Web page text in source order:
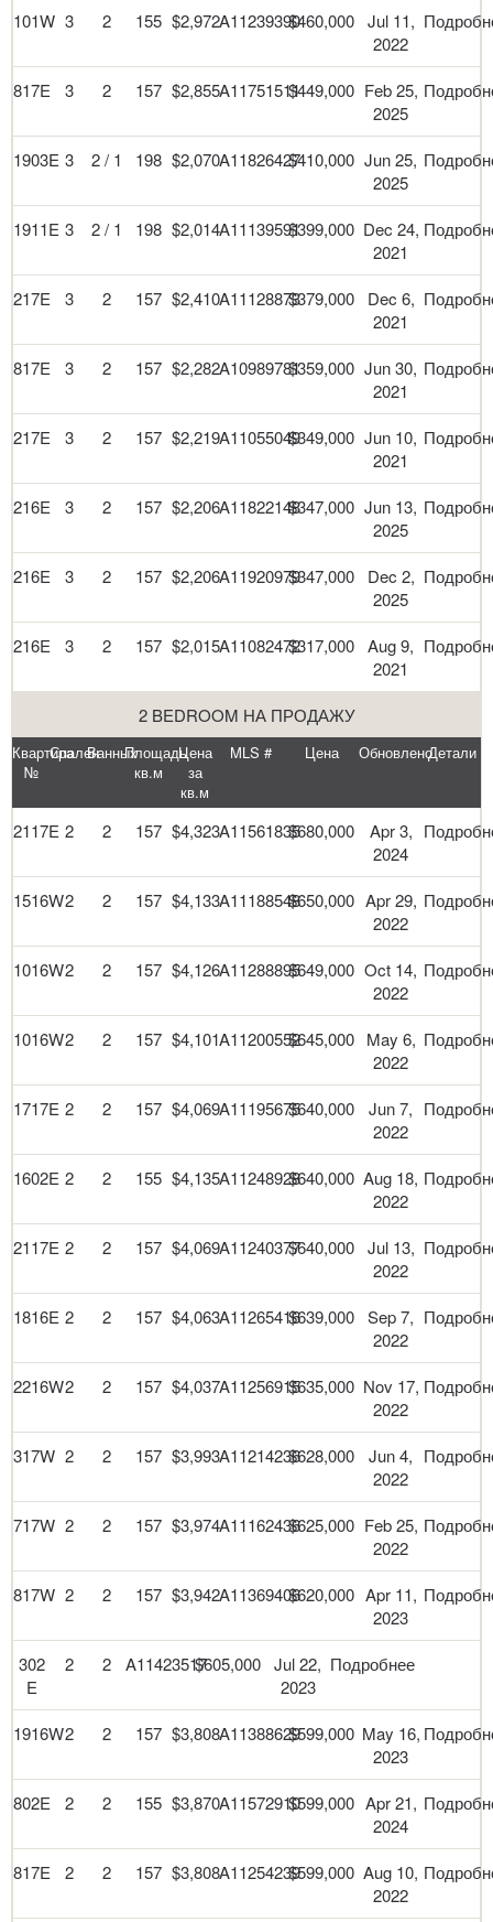
101W 3 2 155 $2,972A11239390$460,000 Jul 11,
2022
817E 3 2 157 $2,855A11751511$449,000 Feb 25,
2025
1903E 3 2 / 1 198 $2,070A11826427$410,000 Jun 25,
2025
1911E 3 2 / 1 198 $2,014A11139591$399,000 Dec 24,
2021
217E 3 2 157 $2,410A11128873$379,000
Dec 6,
2021
817E 3 2 157 $2,282A10989781$359,000 Jun 30,
2021
217E 3 2 157 $2,219A11055049$349,000 Jun 10,
2021
216E 3 2 157 $2,206A11822148$347,000 Jun 13,
2025
216E 3 2 157 $2,206A11920979$347,000
Dec 2,
2025
216E 3 2 157 $2,015A11082472$317,000 Aug 9,
2021
2 BEDROOM НА ПРОДАЖУ
Квартира
№
СпаленВанныхПлощадь
кв.м
Цена
за
кв.м
MLS # Цена ОбновленоДетали
2117E 2 2 157 $4,323A11561835$680,000
Apr 3,
2024
1516W2 2 157 $4,133A11188548$650,000 Apr 29,
2022
1016W2 2 157 $4,126A11288895$649,000 Oct 14,
2022
1016W2 2 157 $4,101A11200552$645,000 May 6,
2022
1717E 2 2 157 $4,069A11195675$640,000
Jun 7,
2022
1602E 2 2 155 $4,135A11248928$640,000 Aug 18,
2022
2117E 2 2 157 $4,069A11240377$640,000 Jul 13,
2022
1816E 2 2 157 $4,063A11265416$639,000 Sep 7,
2022
2216W2 2 157 $4,037A11256915$635,000 Nov 17,
2022
317W 2 2 157 $3,993A11214236$628,000
Jun 4,
2022
717W 2 2 157 $3,974A11162436$625,000 Feb 25,
2022
817W 2 2 157 $3,942A11369406$620,000 Apr 11,
2023
302
E
2 2 A11423517$605,000 Jul 22,
2023
Подробнее
1916W2 2 157 $3,808A11388629$599,000 May 16,
2023
802E 2 2 155 $3,870A11572910$599,000 Apr 21,
2024
817E 2 2 157 $3,808A11254239$599,000 Aug 10,
2022